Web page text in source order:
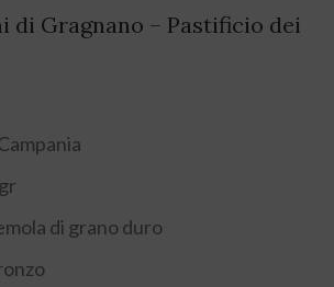
di Gragnano – Pastificio dei
di grano duro